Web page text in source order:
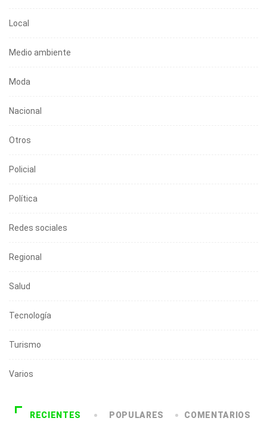
Local
Medio ambiente
Moda
Nacional
Otros
Policial
Política
Redes sociales
Regional
Salud
Tecnología
Turismo
Varios
RECIENTES POPULARES COMENTARIOS